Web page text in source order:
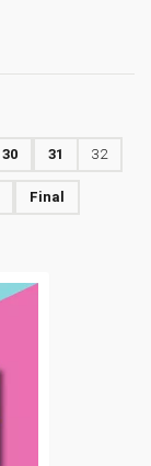
30 31 32
Final